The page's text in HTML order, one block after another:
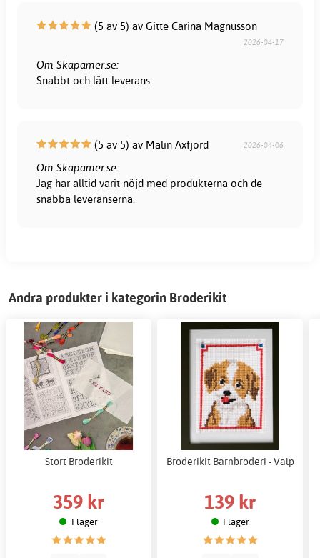
(5 av 5) av Gitte Carina Magnusson
2026-04-17
Om Skapamer.se:
Snabbt och lätt leverans
(5 av 5) av Malin Axfjord 2026-04-06
Om Skapamer.se:
Jag har alltid varit nöjd med produkterna och de
snabba leveranserna.
Andra produkter i kategorin Broderikit
Stort Broderikit
359 kr
I lager
Broderikit Barnbroderi - Valp
139 kr
I lager